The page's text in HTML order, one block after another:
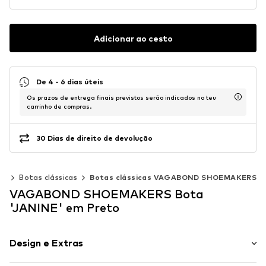
Adicionar ao cesto
De 4 - 6 dias úteis
Os prazos de entrega finais previstos serão indicados no teu
carrinho de compras.
30 Dias de direito de devolução
Botas clássicas Botas clássicas VAGABOND SHOEMAKERS
VAGABOND SHOEMAKERS Bota
'JANINE' em Preto
Design e Extras